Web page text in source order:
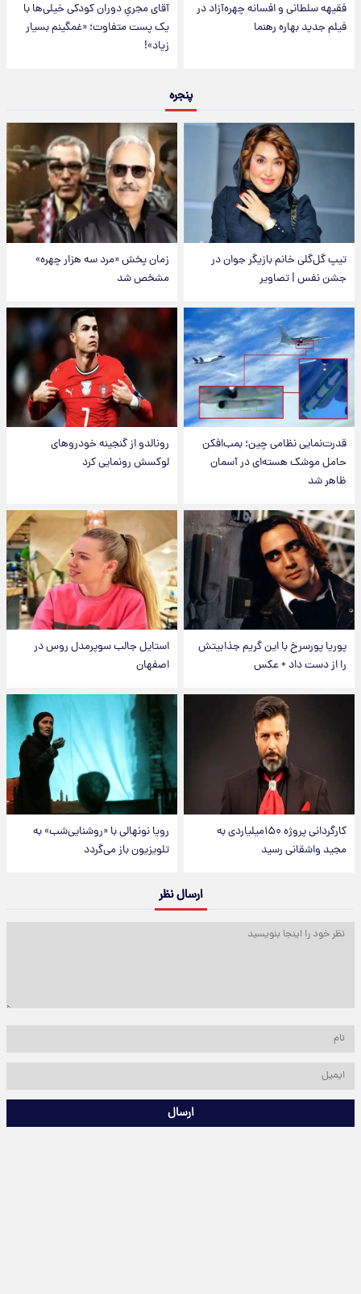
فقیهه سلطانی و افسانه چهره‌آزاد در
فیلم جدید بهاره رهنما
آقای مجریِ دوران کودکی خیلی‌ها با
یک پست متفاوت؛ «غمگینم بسیار
زیاد»!
پنجره
تیپ گل‌گلی خانم بازیگر جوان در
جشن نفس | تصاویر
زمان پخش «مرد سه هزار چهره»
مشخص شد
قدرت‌نمایی نظامی چین؛ بمب‌افکن
حامل موشک هسته‌ای در آسمان
ظاهر شد
رونالدو از گنجینه خودروهای
لوکسش رونمایی کرد
پوریا پورسرخ با این گریم جذابیتش
را از دست داد + عکس
استایل جالب سوپرمدل روس در
اصفهان
کارگردانی پروژه ۱۵۰میلیاردی به
مجید واشقانی رسید
رویا نونهالی با «روشنایی‌شب» به
تلویزیون باز می‌گردد
ارسال نظر
ارسال